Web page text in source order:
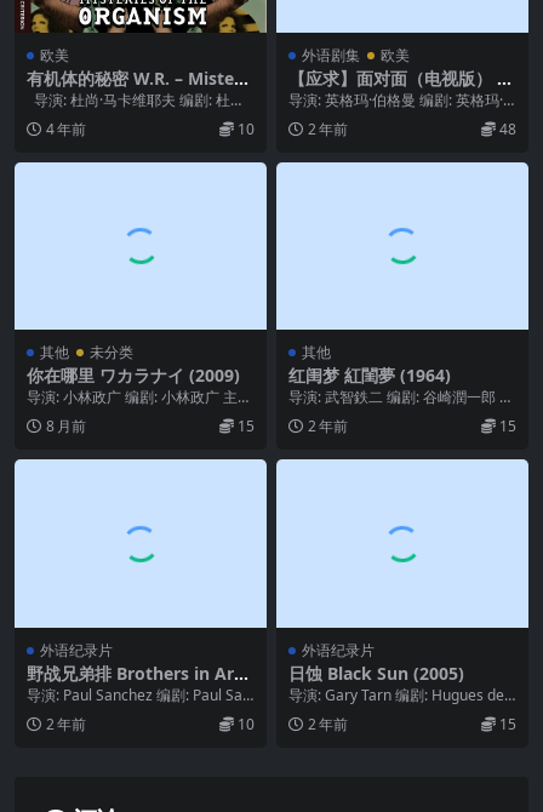
欧美
有机体的秘密 W.R. – Misterij
e organizma (1971)
导演: 杜尚·马卡维耶夫 编剧: 杜尚·
马卡维耶夫 主演: 米莲娜...
4 年前 10
外语剧集 欧美
【应求】面对面（电视版） A
nsikte mot ansikte (1976)
导演: 英格玛·伯格曼 编剧: 英格玛·
伯格曼 主演: 丽芙·乌尔曼 / 厄兰·...
2 年前 48
其他 未分类
你在哪里 ワカラナイ (2009)
导演: 小林政广 编剧: 小林政广 主
演: 小林優斗 / 柄本时生 / 本多菊
雄...8 月前 15
其他
红闺梦 紅閨夢 (1964)
导演: 武智鉄二 编剧: 谷崎潤一郎 主
演: 茂山千之丞 / 川口秀子 / 川口...
2 年前 15
外语纪录片
野战兄弟排 Brothers in Arm
s (2018)
导演: Paul Sanchez 编剧: Paul San
chez 主演: 汤姆...
2 年前 10
外语纪录片
日蚀 Black Sun (2005)
导演: Gary Tarn 编剧: Hugues de
Montalembert...
2 年前 15